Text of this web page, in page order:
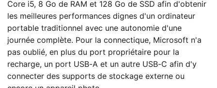
Core i5, 8 Go de RAM et 128 Go de SSD afin d'obtenir
les meilleures performances dignes d'un ordinateur
portable traditionnel avec une autonomie d'une
journée complète. Pour la connectique, Microsoft n'a
pas oublié, en plus du port propriétaire pour la
recharge, un port USB-A et un autre USB-C afin d'y
connecter des supports de stockage externe ou